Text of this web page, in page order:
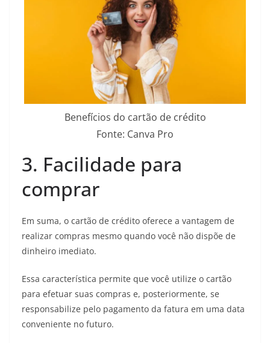
Benefícios do cartão de crédito
Fonte: Canva Pro
3. Facilidade para
comprar
Em suma, o cartão de crédito oferece a vantagem de
realizar compras mesmo quando você não dispõe de
dinheiro imediato.
Essa característica permite que você utilize o cartão
para efetuar suas compras e, posteriormente, se
responsabilize pelo pagamento da fatura em uma data
conveniente no futuro.